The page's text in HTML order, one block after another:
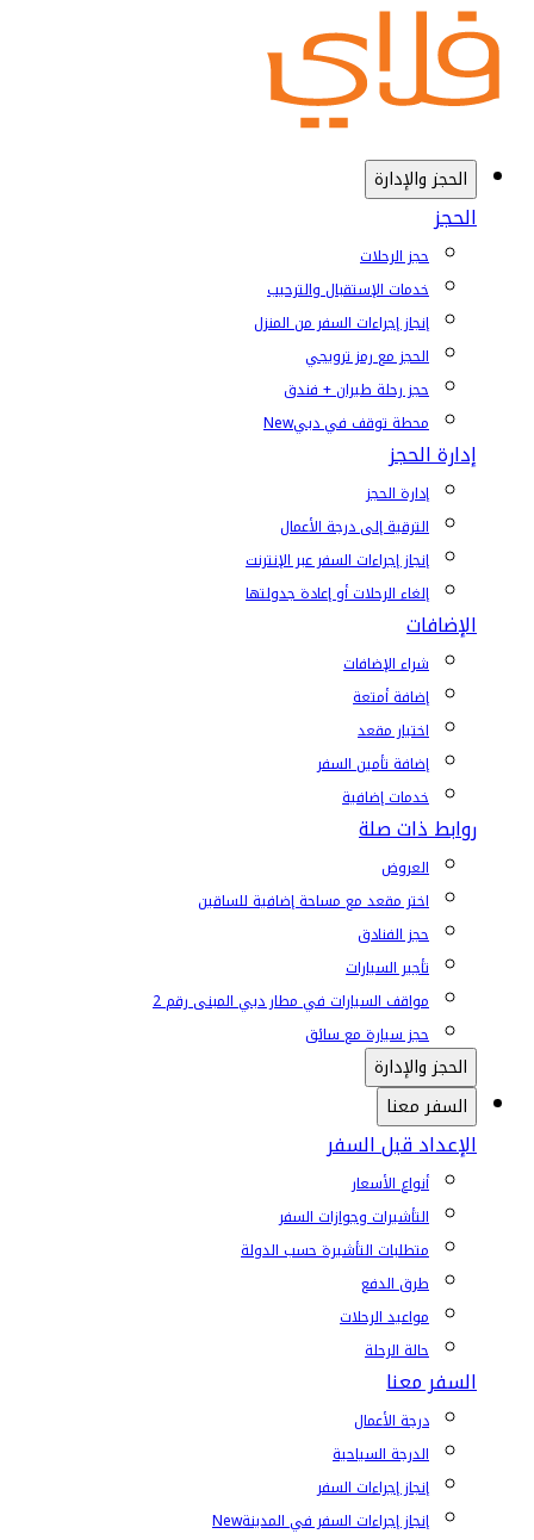
الحجز والإدارة
الحجز
حجز الرحلات
خدمات الإستقبال والترحيب
إنجاز إجراءات السفر من المنزل
الحجز مع رمز ترويجي
حجز رحلة طيران + فندق
محطة توقف في دبيNew
إدارة الحجز
إدارة الحجز
الترقية إلى درجة الأعمال
إنجاز إجراءات السفر عبر الإنترنت
إلغاء الرحلات أو إعادة جدولتها
الإضافات
شراء الإضافات
إضافة أمتعة
اختيار مقعد
إضافة تأمين السفر
خدمات إضافية
روابط ذات صلة
العروض
اختر مقعد مع مساحة إضافية للساقين
حجز الفنادق
تأجير السيارات
مواقف السيارات في مطار دبي المبنى رقم 2
حجز سيارة مع سائق
الحجز والإدارة
السفر معنا
الإعداد قبل السفر
أنواع الأسعار
التأشيرات وجوازات السفر
متطلبات التأشيرة حسب الدولة
طرق الدفع
مواعيد الرحلات
حالة الرحلة
السفر معنا
درجة الأعمال
الدرجة السياحية
إنجاز إجراءات السفر
إنجاز إجراءات السفر في المدينةNew